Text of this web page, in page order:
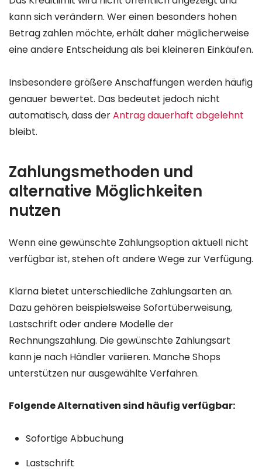
kann sich verändern. Wer einen besonders hohen
Betrag zahlen möchte, erhält daher möglicherweise
eine andere Entscheidung als bei kleineren Einkäufen.
Insbesondere größere Anschaffungen werden häufig
genauer bewertet. Das bedeutet jedoch nicht
automatisch, dass derAntrag dauerhaft abgelehnt
bleibt.
Zahlungsmethoden und
alternative Möglichkeiten
nutzen
Wenn eine gewünschte Zahlungsoption aktuell nicht
verfügbar ist, stehen oft andere Wege zur Verfügung.
Klarna bietet unterschiedliche Zahlungsarten an.
Dazu gehören beispielsweise Sofortüberweisung,
Lastschrift oder andere Modelle der
Rechnungszahlung. Die gewünschte Zahlungsart
kann je nach Händler variieren. Manche Shops
unterstützen nur ausgewählte Verfahren.
Folgende Alternativen sind häufig verfügbar:
Sofortige Abbuchung
Lastschrift